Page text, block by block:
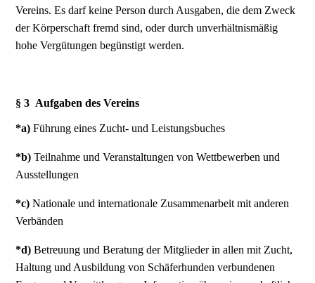
Vereins. Es darf keine Person durch Ausgaben, die dem Zweck
der Körperschaft fremd sind, oder durch unverhältnismäßig
hohe Vergütungen begünstigt werden.
§ 3 Aufgaben des Vereins
*a)Führung eines Zucht- und Leistungsbuches
*b) Teilnahme und Veranstaltungen von Wettbewerben und
Ausstellungen
*c) Nationale und internationale Zusammenarbeit mit anderen
Verbänden
*d) Betreuung und Beratung der Mitglieder in allen mit Zucht,
Haltung und Ausbildung von Schäferhunden verbundenen